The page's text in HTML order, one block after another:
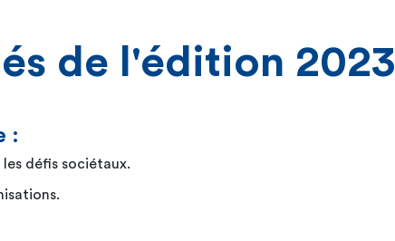
de l'édition 2023
:
défis sociétaux.